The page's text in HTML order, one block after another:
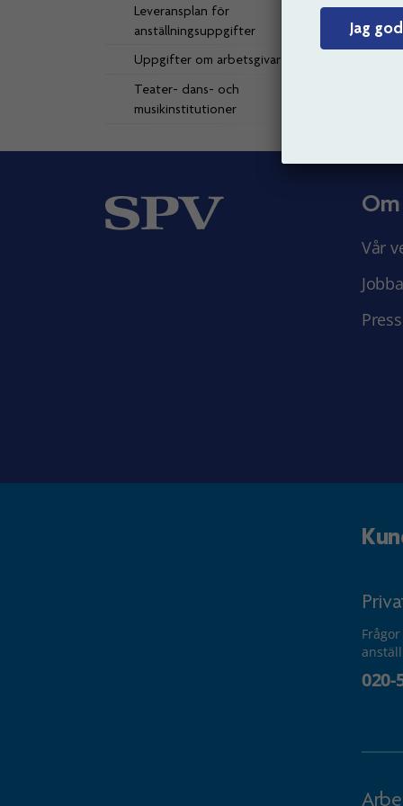
Jag
Leveransplan för
anställningsuppgifter
Uppgifter om arbetsgivare
Teater- dans- och
musikinstitutioner
Om
Vår
020-